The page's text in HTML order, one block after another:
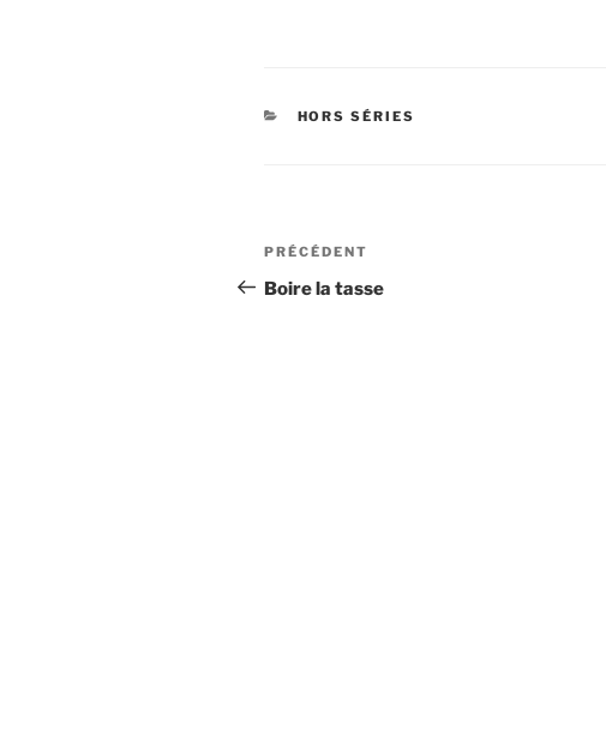
CATÉGORIES
HORS SÉRIES
Navigation
de
Article
précédent
PRÉCÉDENT
Boire la tasse